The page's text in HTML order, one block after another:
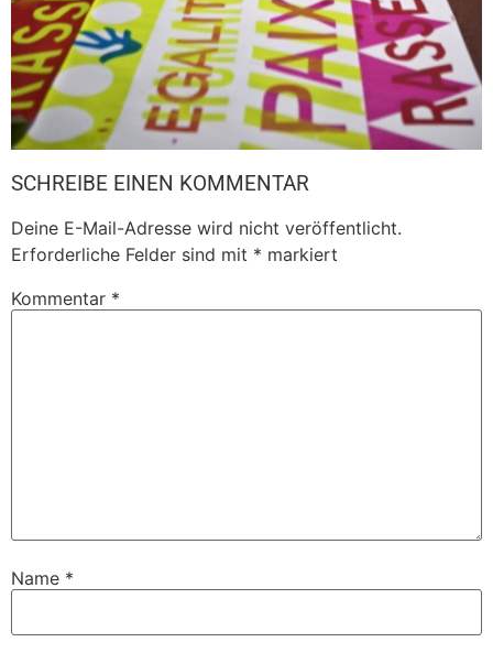
SCHREIBE EINEN KOMMENTAR
Deine E-Mail-Adresse wird nicht veröffentlicht.
Erforderliche Felder sind mit * markiert
Kommentar *
Name *